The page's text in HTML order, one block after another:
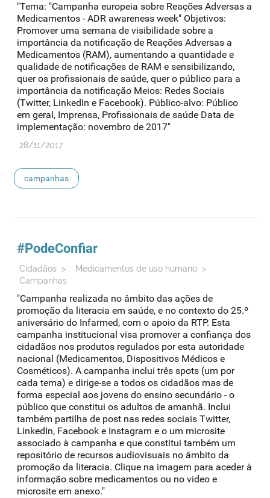
"Tema: "Campanha europeia sobre Reações Adversas a
Medicamentos - ADR awareness week" Objetivos:
Promover uma semana de visibilidade sobre a
importância da notificação de Reações Adversas a
Medicamentos (RAM), aumentando a quantidade e
qualidade de notificações de RAM e sensibilizando,
quer os profissionais de saúde, quer o público para a
importância da notificação Meios: Redes Sociais
(Twitter, LinkedIn e Facebook). Público-alvo: Público
em geral, Imprensa, Profissionais de saúde Data de
implementação: novembro de 2017"
28/11/2017
campanhas
#PodeConfiar
Cidadãos > Medicamentos de uso humano >
Campanhas
"Campanha realizada no âmbito das ações de
promoção da literacia em saúde, e no contexto do 25.º
aniversário do Infarmed, com o apoio da RTP. Esta
campanha institucional visa promover a confiança dos
cidadãos nos produtos regulados por esta autoridade
nacional (Medicamentos, Dispositivos Médicos e
Cosméticos). A campanha inclui três spots (um por
cada tema) e dirige-se a todos os cidadãos mas de
forma especial aos jovens do ensino secundário - o
público que constitui os adultos de amanhã. Inclui
também partilha de post nas redes sociais Twitter,
LinkedIn, Facebook e Instagram e o um microsite
associado à campanha e que constitui também um
repositório de recursos audiovisuais no âmbito da
promoção da literacia. Clique na imagem para aceder à
informação sobre medicamentos ou no video e
microsite em anexo."